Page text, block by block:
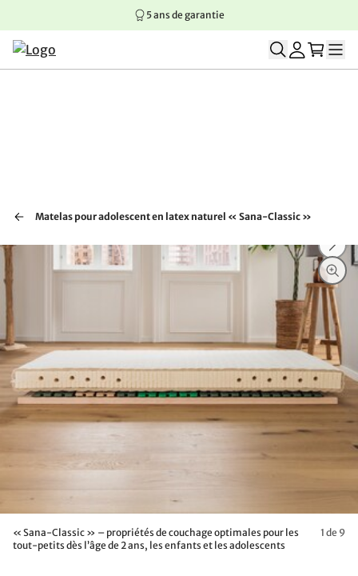
Aller au contenu principal
Aller à la navigation principale
Aller au pied de page
5 ans de garantie
Matelas pour adolescent en latex naturel « Sana-Classic »
« Sana-Classic » – propriétés de couchage optimales pour les
tout-petits dès l’âge de 2 ans, les enfants et les adolescents
1 de 9